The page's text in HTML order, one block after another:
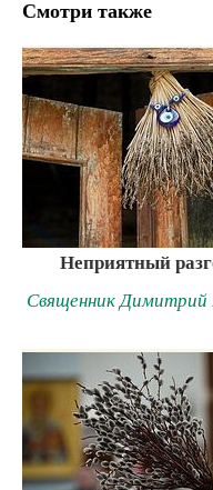
Смотри также
Неприятный
Священник